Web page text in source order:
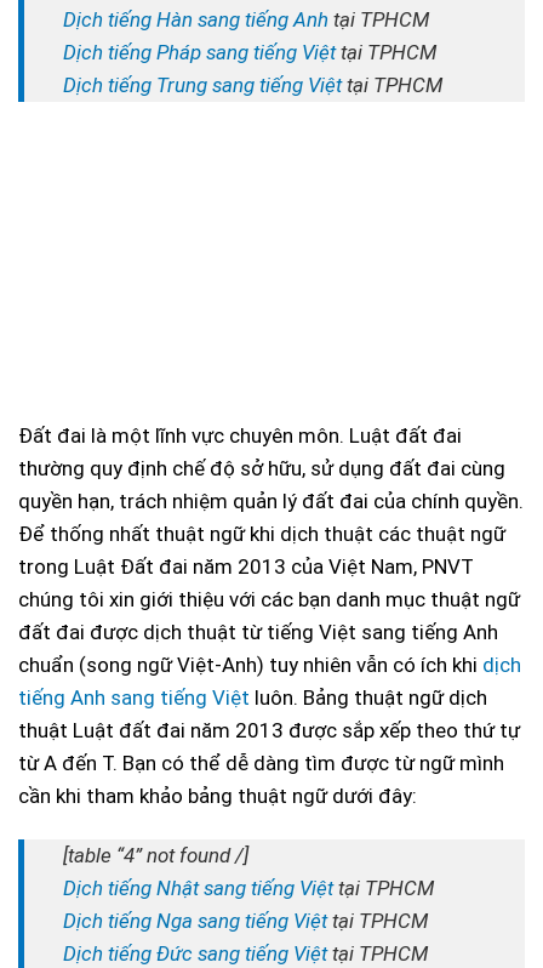
Dịch tiếng Hàn sang tiếng Anh tại TPHCM
Dịch tiếng Pháp sang tiếng Việttại TPHCM
Dịch tiếng Trung sang tiếng Việttại TPHCM
Đất đai là một lĩnh vực chuyên môn. Luật đất đai
thường quy định chế độ sở hữu, sử dụng đất đai cùng
quyền hạn, trách nhiệm quản lý đất đai của chính quyền.
Để thống nhất thuật ngữ khi dịch thuật các thuật ngữ
trong Luật Đất đai năm 2013 của Việt Nam, PNVT
chúng tôi xin giới thiệu với các bạn danh mục thuật ngữ
đất đai được dịch thuật từ tiếng Việt sang tiếng Anh
chuẩn (song ngữ Việt-Anh) tuy nhiên vẫn có ích khi dịch
tiếng Anh sang tiếng Việt luôn. Bảng thuật ngữ dịch
thuật Luật đất đai năm 2013 được sắp xếp theo thứ tự
từ A đến T. Bạn có thể dễ dàng tìm được từ ngữ mình
cần khi tham khảo bảng thuật ngữ dưới đây:
[table “4” not found /]
Dịch tiếng Nhật sang tiếng Việttại TPHCM
Dịch tiếng Nga sang tiếng Việttại TPHCM
Dịch tiếng Đức sang tiếng Việttại TPHCM